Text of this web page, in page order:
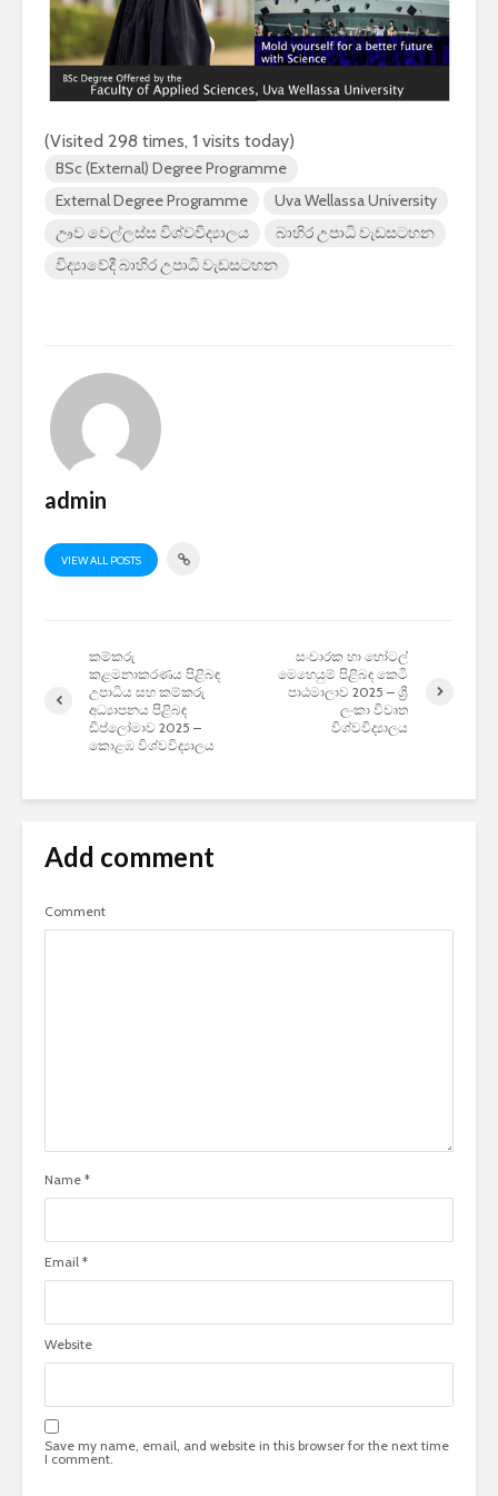
(Visited 298 times, 1 visits today)
BSc (External) Degree Programme
External Degree Programme
Uva Wellassa University
ඌව වෙල්ලස්ස විශ්වවිද්‍යාලය
බාහිර උපාධි වැඩසටහන
විද්‍යාවේදී බාහිර උපාධි වැඩසටහන
admin
VIEW ALL POSTS
කම්කරු
කළමනාකරණය පිළිබඳ
උපාධිය සහ කම්කරු
අධ්‍යාපනය පිළිබඳ
ඩිප්ලෝමාව 2025 –
කොළඹ විශ්වවිද්‍යාලය
සංචාරක හා හෝටල්
මෙහෙයුම් පිළිබඳ කෙටි
පාඨමාලාව 2025 – ශ්‍රී
ලංකා විවෘත
විශ්වවිද්‍යාලය
Add comment
Comment
Name *
Email *
Website
Save my name, email, and website in this browser for the next time
I comment.
2026 යාවත්කාලීනය
හඳුන්වා දීමට
නියමිතයි.
උණුසුම්
බැවින්